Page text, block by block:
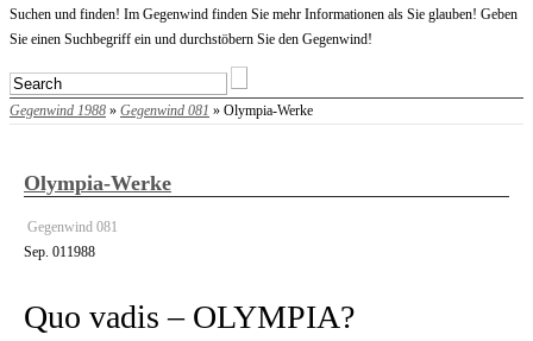
Startseite
Suchen und finden! Im Gegenwind finden Sie mehr Informationen als Sie glauben! Geben
Sie einen Suchbegriff ein und durchstöbern Sie den Gegenwind!
Gegenwind 1988 » Gegenwind 081 » Olympia-Werke
Olympia-Werke
Gegenwind 081
Sep. 011988
Quo vadis – OLYMPIA?